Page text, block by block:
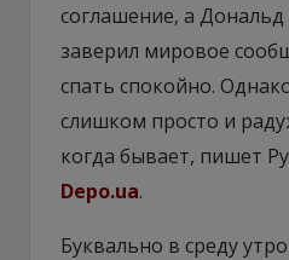
соглашение, а
заверил мировое
спать спокойно.
слишком просто и
когда бывает, пишет
Depo.ua.
Буквально в среду